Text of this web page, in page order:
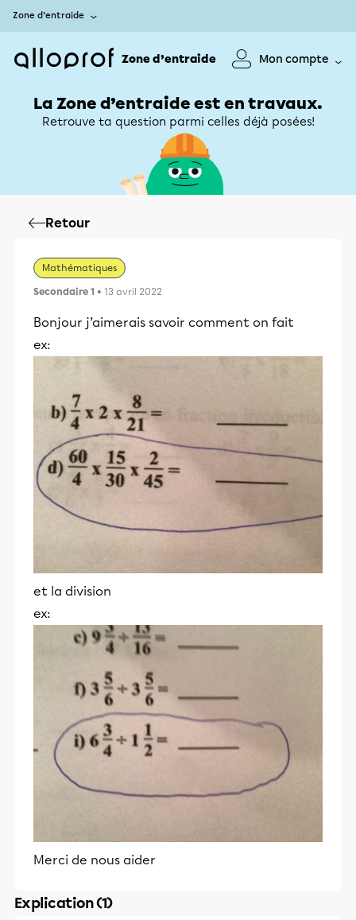
Zone d’entraide
Zone d’entraide Mon compte
La Zone d’entraide est en travaux.
Retrouve ta question parmi celles déjà posées!
Retour
Mathématiques
Secondaire 1 • 13 avril 2022
Bonjour j’aimerais savoir comment on fait
ex:
et la division
ex:
Merci de nous aider
Explication (1)